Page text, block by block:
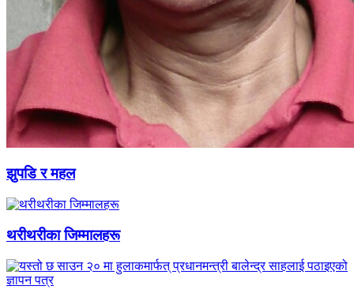
झुपडि र महल
थरीथरीका जिम्मालहरू